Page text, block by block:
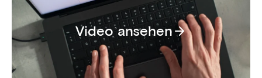
Video ansehen